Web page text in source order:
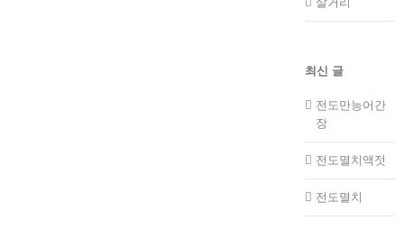
최신 글
전도만능어간
장
전도멸치액젓
전도멸치